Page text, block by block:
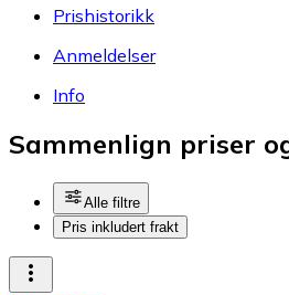
Prishistorikk
Anmeldelser
Info
Sammenlign priser
Alle filtre
Pris inkludert frakt